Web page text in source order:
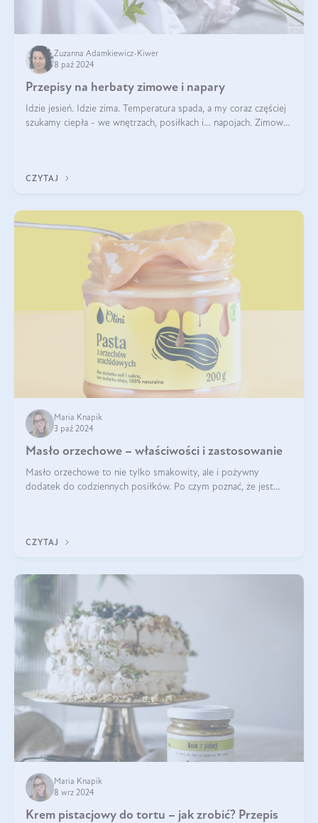
Zuzanna Adamkiewicz-Kiwer
8 paź 2024
Przepisy na herbaty zimowe i napary
Idzie jesień. Idzie zima. Temperatura spada, a my coraz częściej
szukamy ciepła - we wnętrzach, posiłkach i… napojach. Zimowe
CZYTAJ
Maria Knapik
3 paź 2024
Masło orzechowe – właściwości i zastosowanie
Masło orzechowe to nie tylko smakowity, ale i pożywny
dodatek do codziennych posiłków. Po czym poznać, że jest
CZYTAJ
Maria Knapik
8 wrz 2024
Krem pistacjowy do tortu – jak zrobić? Przepis